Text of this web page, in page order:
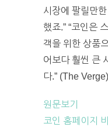
시장에 팔릴만
했죠.” “코인은
객을 위한 상품
어보다 훨씬 큰
다.” (The Verge)
원문보기
코인 홈페이지